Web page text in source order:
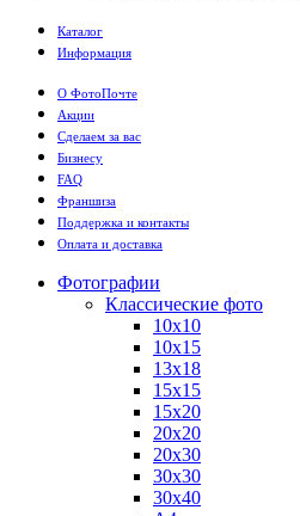
Каталог
Информация
О ФотоПочте
Акции
Сделаем за вас
Бизнесу
FAQ
Франшиза
Поддержка и контакты
Оплата и доставка
Фотографии
Классические фото
10х10
10х15
13х18
15х15
15х20
20х20
20х30
30х30
30х40